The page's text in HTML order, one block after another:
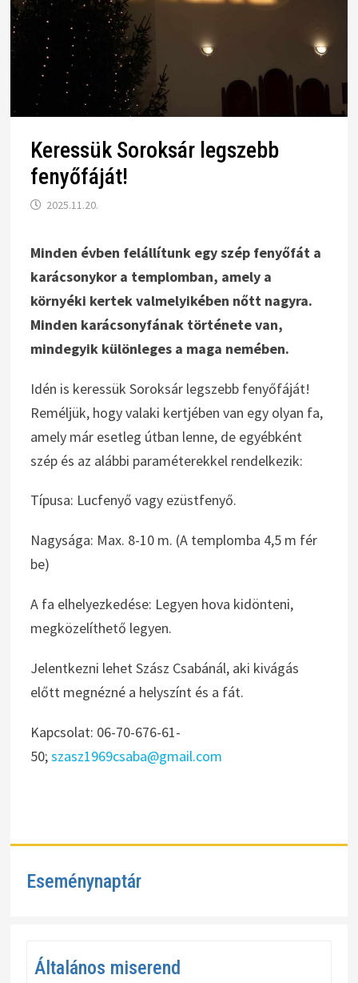
Keressük Soroksár legszebb
fenyőfáját!
2025.11.20.
Minden évben felállítunk egy szép fenyőfát a
karácsonykor a templomban, amely a
környéki kertek valmelyikében nőtt nagyra.
Minden karácsonyfának története van,
mindegyik különleges a maga nemében.
Idén is keressük Soroksár legszebb fenyőfáját!
Reméljük, hogy valaki kertjében van egy olyan fa,
amely már esetleg útban lenne, de egyébként
szép és az alábbi paraméterekkel rendelkezik:
Típusa: Lucfenyő vagy ezüstfenyő.
Nagysága: Max. 8-10 m. (A templomba 4,5 m fér
be)
A fa elhelyezkedése: Legyen hova kidönteni,
megközelíthető legyen.
Jelentkezni lehet Szász Csabánál, aki kivágás
előtt megnézné a helyszínt és a fát.
Kapcsolat: 06-70-676-61-
50;szasz1969csaba@gmail.com
Eseménynaptár
Általános miserend